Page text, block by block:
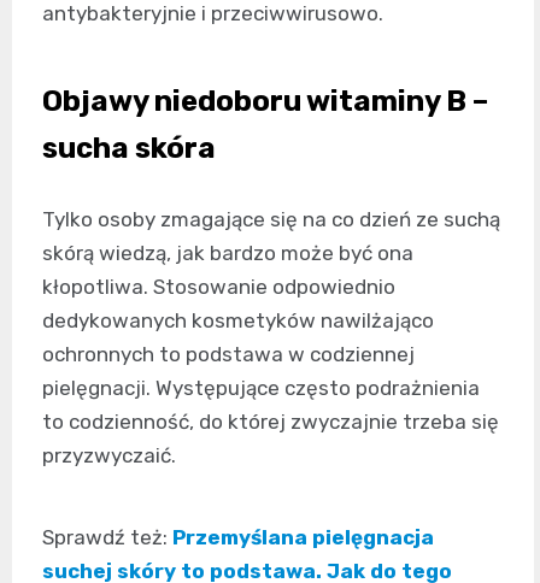
antybakteryjnie i przeciwwirusowo.
Objawy niedoboru witaminy B –
sucha skóra
Tylko osoby zmagające się na co dzień ze suchą
skórą wiedzą, jak bardzo może być ona
kłopotliwa. Stosowanie odpowiednio
dedykowanych kosmetyków nawilżająco
ochronnych to podstawa w codziennej
pielęgnacji. Występujące często podrażnienia
to codzienność, do której zwyczajnie trzeba się
przyzwyczaić.
Sprawdź też: Przemyślana pielęgnacja
suchej skóry to podstawa. Jak do tego